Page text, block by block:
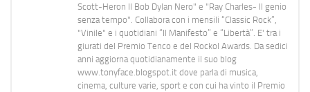
Scott-Heron Il Bob Dylan Nero" e "Ray Charles- Il genio
senza tempo". Collabora con i mensili “Classic Rock”,
"Vinile" e i quotidiani “Il Manifesto” e “Libertà”. E' tra i
giurati del Premio Tenco e del Rockol Awards. Da sedici
anni aggiorna quotidianamente il suo blog
www.tonyface.blogspot.it dove parla di musica,
cinema, culture varie, sport e con cui ha vinto il Premio